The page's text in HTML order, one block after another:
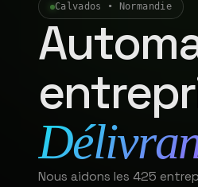
Calvados • Normandie
Nous aidons les 425